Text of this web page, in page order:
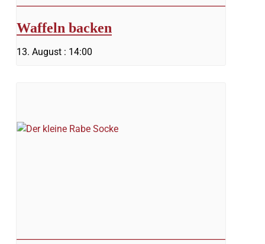
Waffeln backen
13. August : 14:00